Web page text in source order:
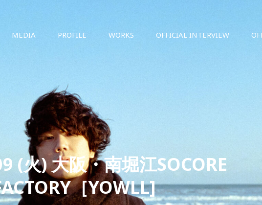
MEDIA PROFILE WORKS OFFICIAL INTERVIEW
(火) 大阪・南堀江SOCORE
［YOWLL]